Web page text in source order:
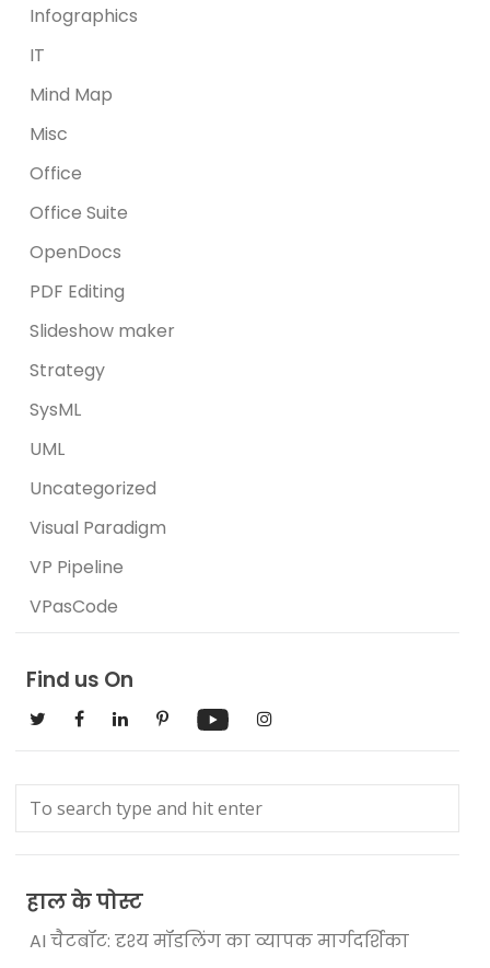
Infographics
IT
Mind Map
Misc
Office
Office Suite
OpenDocs
PDF Editing
Slideshow maker
Strategy
SysML
UML
Uncategorized
Visual Paradigm
VP Pipeline
VPasCode
Find us On
हाल के पोस्ट
AI चैटबॉट: दृश्य मॉडलिंग का व्यापक मार्गदर्शिका